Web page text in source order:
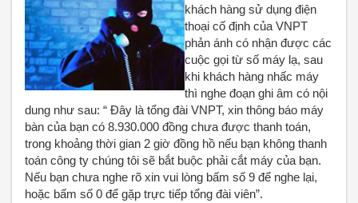
khách hàng sử dụng điện
thoại cố định của VNPT
phản ánh có nhận được các
cuộc gọi từ số máy lạ, sau
khi khách hàng nhấc máy
thì nghe đoạn ghi âm có nội
dung như sau: “ Đây là tổng đài VNPT, xin thông báo máy
bàn của bạn có 8.930.000 đồng chưa được thanh toán,
trong khoảng thời gian 2 giờ đồng hồ nếu bạn không thanh
toán công ty chúng tôi sẽ bắt buộc phải cắt máy của bạn.
Nếu bạn chưa nghe rõ xin vui lòng bấm số 9 để nghe lại,
hoặc bấm số 0 để gặp trực tiếp tổng đài viên”.